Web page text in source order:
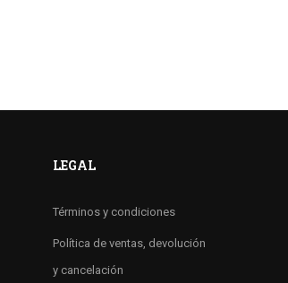
LEGAL
Términos y condiciones
Política de ventas, devolución
y cancelación